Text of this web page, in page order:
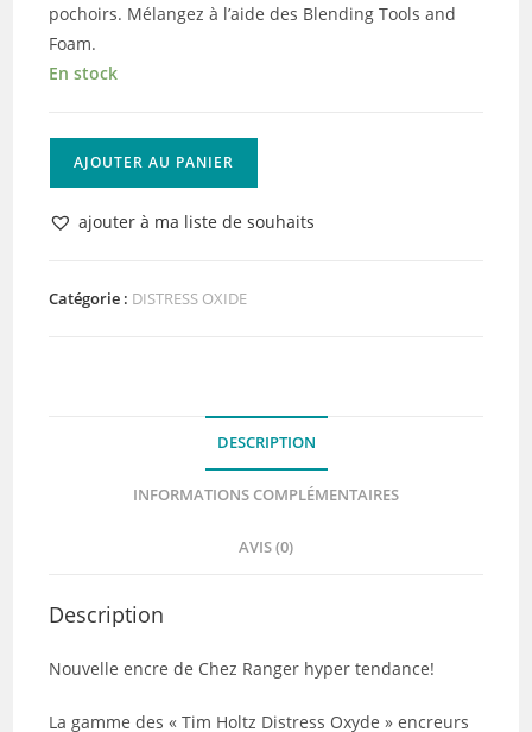
pochoirs. Mélangez à l’aide des Blending Tools and
Foam.
En stock
Distress
Oxide
Persimmon
AJOUTER AU PANIER
ajouter à ma liste de souhaits
Catégorie : DISTRESS OXIDE
DESCRIPTION
INFORMATIONS COMPLÉMENTAIRES
AVIS (0)
Description
Nouvelle encre de Chez Ranger hyper tendance!
La gamme des « Tim Holtz Distress Oxyde » encreurs